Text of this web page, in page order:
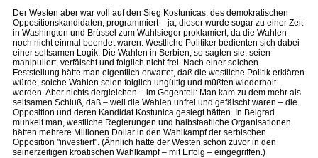
Der Westen aber war voll auf den Sieg Kostunicas, des demokratischen
Oppositionskandidaten, programmiert – ja, dieser wurde sogar zu einer Zeit
in Washington und Brüssel zum Wahlsieger proklamiert, da die Wahlen
noch nicht einmal beendet waren. Westliche Politiker bedienten sich dabei
einer seltsamen Logik. Die Wahlen in Serbien, so sagten sie, seien
manipuliert, verfälscht und folglich nicht frei. Nach einer solchen
Feststellung hätte man eigentlich erwartet, daß die westliche Politik erklären
würde, solche Wahlen seien folglich ungültig und müßten wiederholt
werden. Aber nichts dergleichen – im Gegenteil: Man kam zu dem mehr als
seltsamen Schluß, daß – weil die Wahlen unfrei und gefälscht waren – die
Opposition und deren Kandidat Kostunica gesiegt hätten. In Belgrad
munkelt man, westliche Regierungen und halbstaatliche Organisationen
hätten mehrere Millionen Dollar in den Wahlkampf der serbischen
Opposition "investiert". (Ähnlich hatte der Westen schon zuvor in den
seinerzeitigen kroatischen Wahlkampf – mit Erfolg – eingegriffen.)